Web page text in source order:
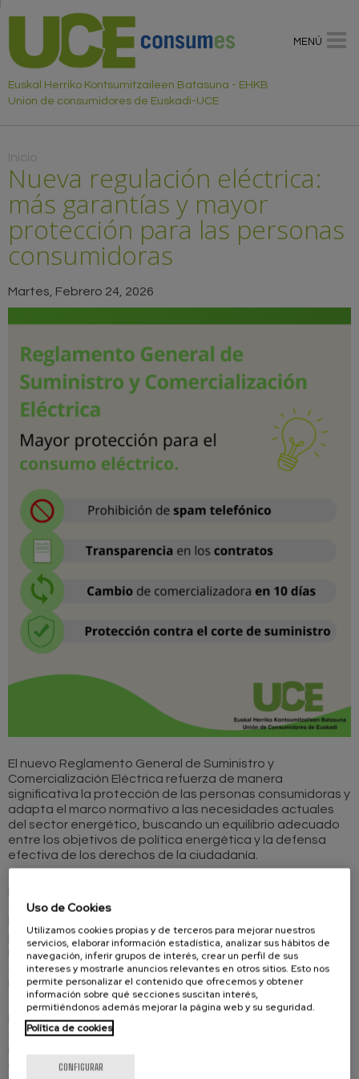
Euskal Herriko Kontsumitzaileen Batasuna - EHKB
Union de consumidores de Euskadi-UCE
Usted está aquí
Inicio
Nueva regulación eléctrica:
más garantías y mayor
protección para las personas
consumidoras
Martes, Febrero 24, 2026
El nuevo Reglamento General de Suministro y
Comercialización Eléctrica refuerza de manera
significativa la protección de las personas consumidoras y
adapta el marco normativo a las necesidades actuales
del sector energético, buscando un equilibrio adecuado
entre los objetivos de política energética y la defensa
efectiva de los derechos de la ciudadanía.
en la regulación del cambio de comercializadora, así como
personas consumidoras de energía eléctrica. Además, se
refuerzan los elementos vinculados al régimen general de
contratación para evitar prácticas abusivas y garantizar
mayor seguridad jurídica.
Mención especial merece la protección frente a la
contratación telefónica no solicitada. El Reglamento
o prácticas de contratación por vía telefónica sin
MENÚ
Uso de Cookies
Utilizamos cookies propias y de terceros para mejorar nuestros
servicios, elaborar información estadística, analizar sus hábitos de
navegación, inferir grupos de interés, crear un perfil de sus
intereses y mostrarle anuncios relevantes en otros sitios. Esto nos
permite personalizar el contenido que ofrecemos y obtener
información sobre qué secciones suscitan interés,
permitiéndonos además mejorar la página web y su seguridad.
Política de cookies
CONFIGURAR